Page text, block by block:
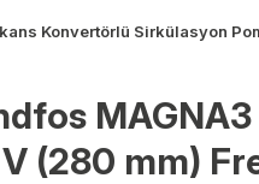
Konvertörlü Sirkülasyon
(280 mm)